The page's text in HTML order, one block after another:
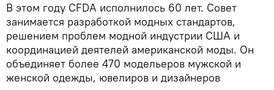
В этом году CFDA исполнилось 60 лет. Совет
занимается разработкой модных стандартов,
решением проблем модной индустрии США и
координацией деятелей американской моды. Он
объединяет более 470 модельеров мужской и
женской одежды, ювелиров и дизайнеров